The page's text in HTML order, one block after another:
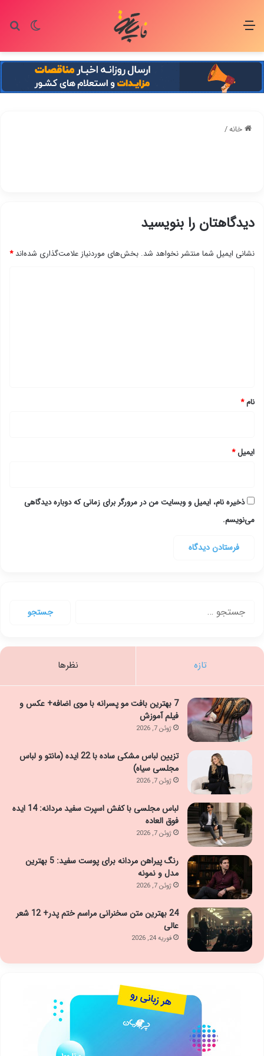
تغییر منو
خانه/
دیدگاهتان را بنویسید
نشانی ایمیل شما منتشر نخواهد شد. بخش‌های موردنیاز علامت‌گذاری شده‌اند*
نام*
ایمیل*
ذخیره نام، ایمیل و وبسایت من در مرورگر برای زمانی که دوباره دیدگاهی
می‌نویسم.
تازه نظرها
7 بهترین بافت مو پسرانه با موی اضافه+ عکس و
فیلم آموزش
ژوئن 7, 2026
تزیین لباس مشکی ساده با 22 ایده (مانتو و لباس
مجلسی سیاه)
ژوئن 7, 2026
لباس مجلسی با کفش اسپرت سفید مردانه: 14 ایده
فوق العاده
ژوئن 7, 2026
رنگ پیراهن مردانه برای پوست سفید: 5 بهترین
مدل و نمونه
ژوئن 7, 2026
24 بهترین متن سخنرانی مراسم ختم پدر+ 12 شعر
عالی
فوریه 24, 2026